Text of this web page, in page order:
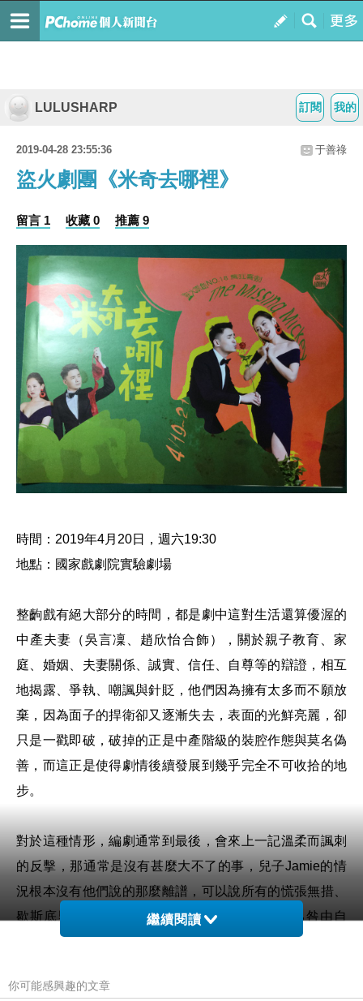
我的
訂閱
LULUSHARP
2019-04-28 23:55:36 于善祿
盜火劇團《米奇去哪裡》
留言 1 收藏 0 推薦 9
時間： 2019年4月 20日，週六19:30
地點：國家戲劇院實驗劇場
整齣戲有絕大部分的時間，都是劇中這對生活還算優渥的
中產夫妻（吳言凜、趙欣怡合飾），關於親子教育、家
庭、婚姻、夫妻關係、誠實、信任、自尊等的辯證，相互
地揭露、爭執、嘲諷與針貶，他們因為擁有太多而不願放
棄，因為面子的捍衛卻又逐漸失去，表面的光鮮亮麗，卻
只是一戳即破，破掉的正是中產階級的裝腔作態與莫名偽
善，而這正是使得劇情後續發展到幾乎完全不可收拾的地
步。
對於這種情形，編劇通常到最後，會來上一記溫柔而諷刺
的反擊，那通常是沒有甚麼大不了的事，兒子Jamie的情
況根本沒有他們說的那麼離譜，可以說所有的慌張無措、
歇斯底里、誇張離譜到不可收拾，都是他們自己咎由自
取，說得再多，也不過就是替他們自己遮羞與不願面對。
編劇劉天涯的卻在這方面的寫作能力日益成熟，善於掌握
繼續閱讀
你可能感興趣的文章